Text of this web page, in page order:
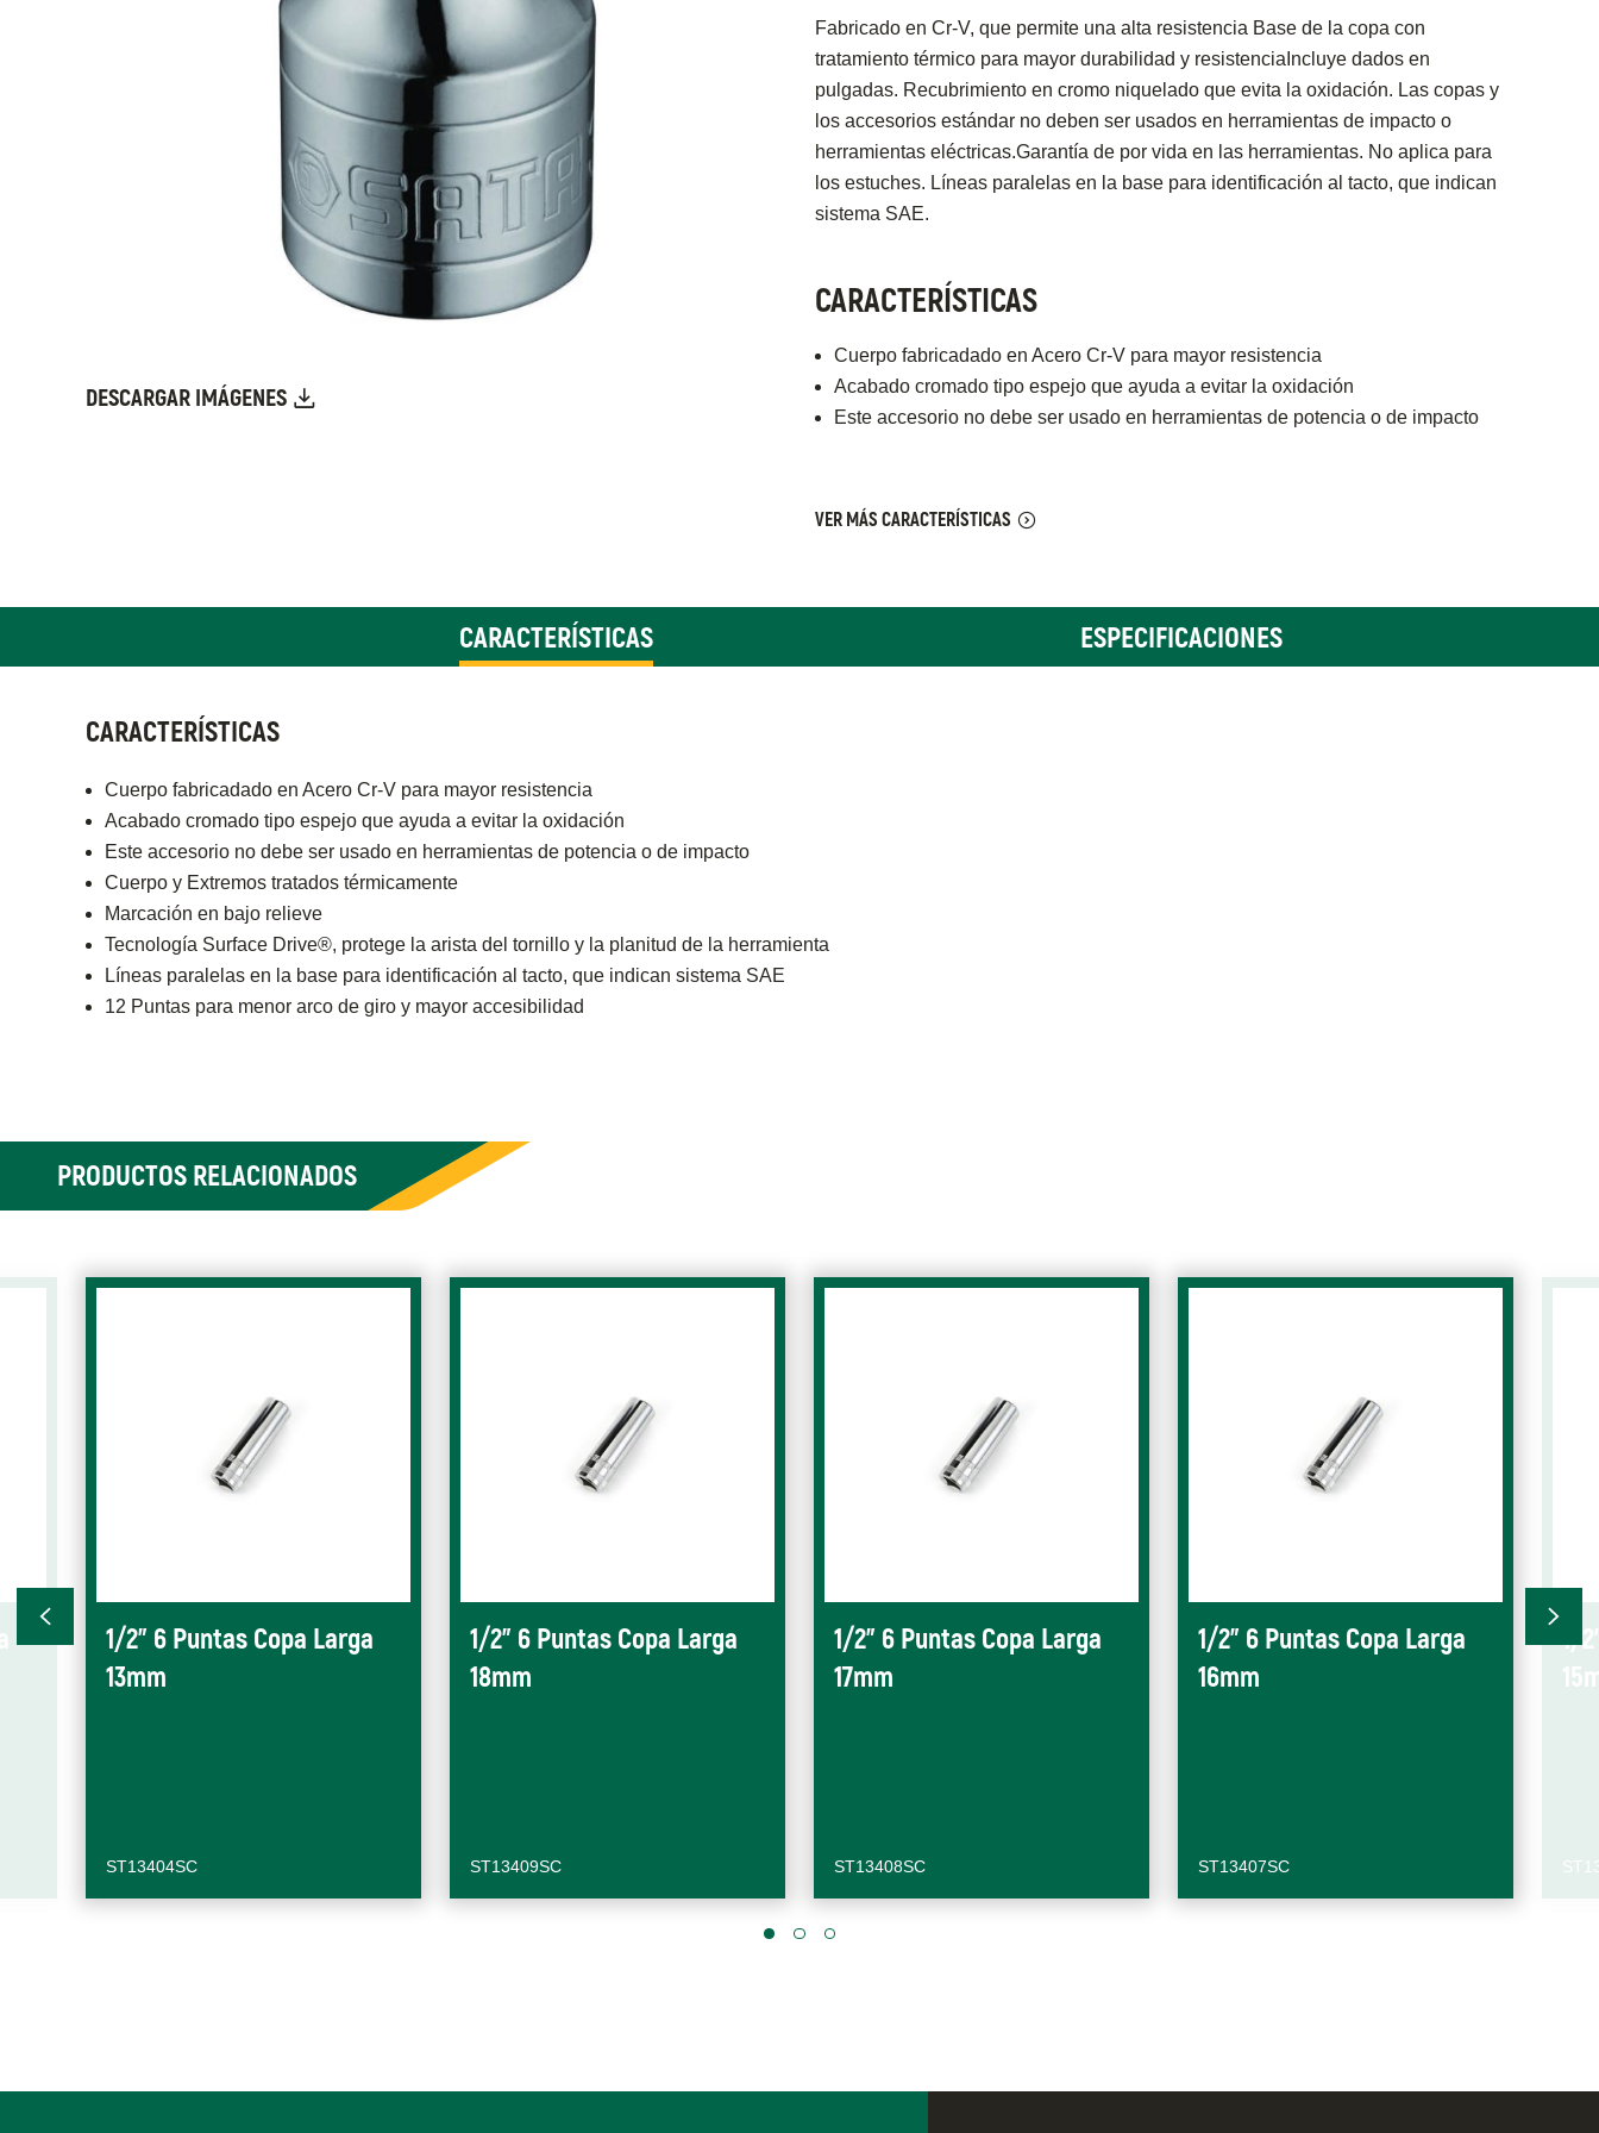
DESCARGAR IMÁGENES
Fabricado en Cr-V, que permite una alta resistencia Base de la copa con
tratamiento térmico para mayor durabilidad y resistenciaIncluye dados en
pulgadas. Recubrimiento en cromo niquelado que evita la oxidación. Las copas y
los accesorios estándar no deben ser usados en herramientas de impacto o
herramientas eléctricas.Garantía de por vida en las herramientas. No aplica para
los estuches. Líneas paralelas en la base para identificación al tacto, que indican
sistema SAE.
CARACTERÍSTICAS
Cuerpo fabricadado en Acero Cr-V para mayor resistencia
Acabado cromado tipo espejo que ayuda a evitar la oxidación
Este accesorio no debe ser usado en herramientas de potencia o de impacto
VER MÁS CARACTERÍSTICAS
CARACTERÍSTICAS ESPECIFICACIONES
CARACTERÍSTICAS
Cuerpo fabricadado en Acero Cr-V para mayor resistencia
Acabado cromado tipo espejo que ayuda a evitar la oxidación
Este accesorio no debe ser usado en herramientas de potencia o de impacto
Cuerpo y Extremos tratados térmicamente
Marcación en bajo relieve
Tecnología Surface Drive®, protege la arista del tornillo y la planitud de la herramienta
Líneas paralelas en la base para identificación al tacto, que indican sistema SAE
12 Puntas para menor arco de giro y mayor accesibilidad
PRODUCTOS RELACIONADOS
1/2" 6 Puntas Copa Larga
13mm
ST13404SC
1/2" 6 Puntas Copa Larga
18mm
ST13409SC
1/2" 6 Puntas Copa Larga
17mm
ST13408SC
1/2" 6 Puntas Copa Larga
16mm
ST13407SC
1/